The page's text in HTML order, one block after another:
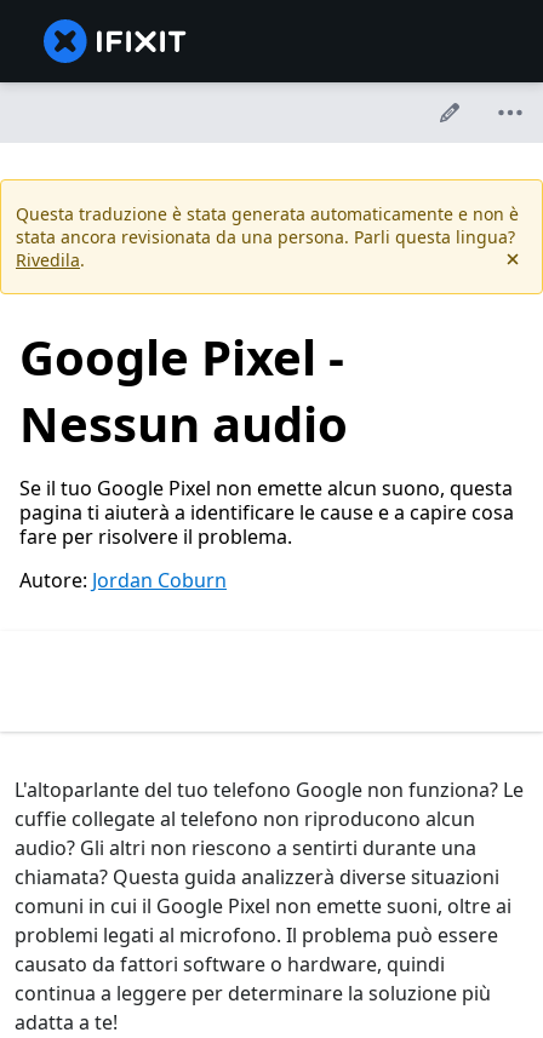
Questa traduzione è stata generata automaticamente e non è
stata ancora revisionata da una persona. Parli questa lingua?
Rivedila.
Google Pixel -
Nessun audio
Se il tuo Google Pixel non emette alcun suono, questa
pagina ti aiuterà a identificare le cause e a capire cosa
fare per risolvere il problema.
Autore: Jordan Coburn
L'altoparlante del tuo telefono Google non funziona? Le
cuffie collegate al telefono non riproducono alcun
audio? Gli altri non riescono a sentirti durante una
chiamata? Questa guida analizzerà diverse situazioni
comuni in cui il Google Pixel non emette suoni, oltre ai
problemi legati al microfono. Il problema può essere
causato da fattori software o hardware, quindi
continua a leggere per determinare la soluzione più
adatta a te!